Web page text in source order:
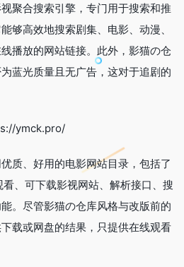
聚合搜索引擎，专门用于搜索和推
够高效地搜索剧集、电影、动漫、
播放的网站链接。此外，影猫の仓
蓝光质量且无广告，这对于追剧的
ymck.pro/
质、好用的电影网站目录，包括了
、可下载影视网站、解析接口、搜
。尽管影猫の仓库风格与改版前的
载或网盘的结果，只提供在线观看